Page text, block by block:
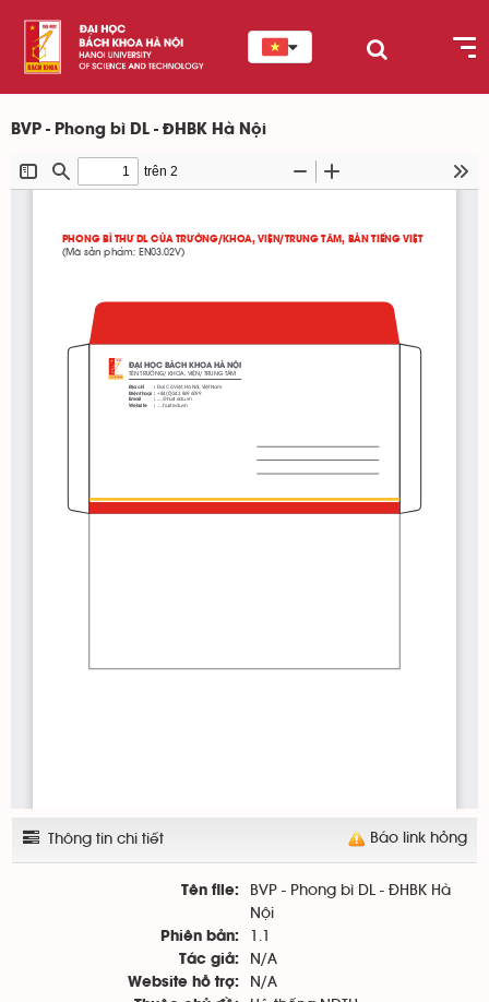
BVP - Phong bì DL - ĐHBK Hà Nội
Báo link hỏng
Thông tin chi tiết
Tên file:
BVP - Phong bì DL - ĐHBK Hà
Nội
Phiên bản: 1.1
Tác giả: N/A
Website hỗ trợ: N/A